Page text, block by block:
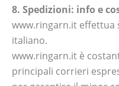
8. Spedizioni: info e
www.ringarn.it
italiano.
www.ringarn.it è
principali corrieri